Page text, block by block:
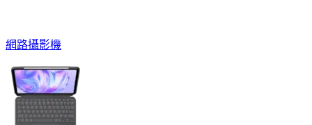
網路攝影機